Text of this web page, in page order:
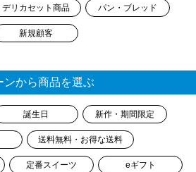
デリカセット商品 パン・ブレッド
新規顧客
ンから商品を選ぶ
誕生日 新作・期間限定
送料無料・お得な送料
定番スイーツ eギフト